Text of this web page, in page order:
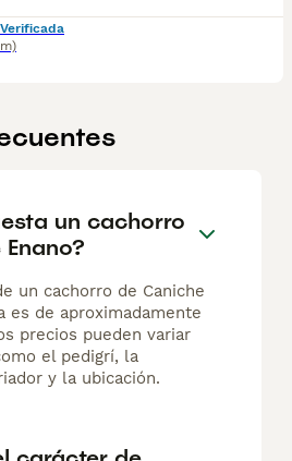
un cachorro
un cachorro de Caniche
es de aproximadamente
precios pueden variar
el pedigrí, la
y la ubicación.